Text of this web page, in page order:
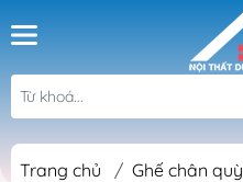
Trang chủ / Ghế chân quỳ